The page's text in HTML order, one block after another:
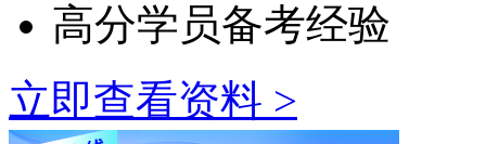
高分学员备考经验
立即查看资料 >